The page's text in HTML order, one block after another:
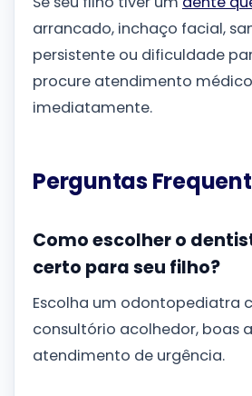
arrancado, inchaço facial,
persistente ou dificuldade
procure atendimento
imediatamente.
Perguntas
Como escolher o
certo para seu filho?
Escolha um odontopediatra
consultório acolhedor, boas
atendimento de urgência.